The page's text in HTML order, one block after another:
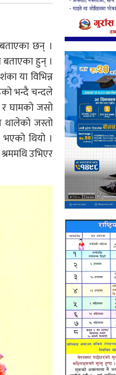
छन् ।
बताएका हुन् ।
या विभिन्न
भन्दै चन्दले
घामको जसो
थालेको जस्तो
थियो ।
उभिएर